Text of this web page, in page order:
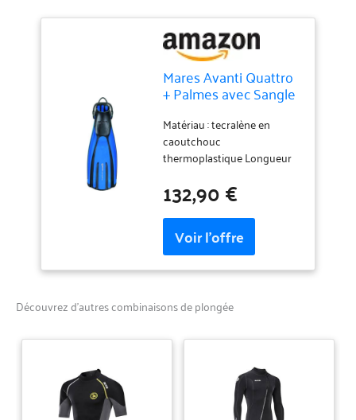
Mares Avanti Quattro
+ Palmes avec Sangle
Unisexe, Bleu (RBL)
Matériau : tecralène en
caoutchouc
thermoplastique Longueur
kg Technologie d'armure de
canal Sangle élastique
132,90 €
Découvrez d’autres combinaisons de plongée